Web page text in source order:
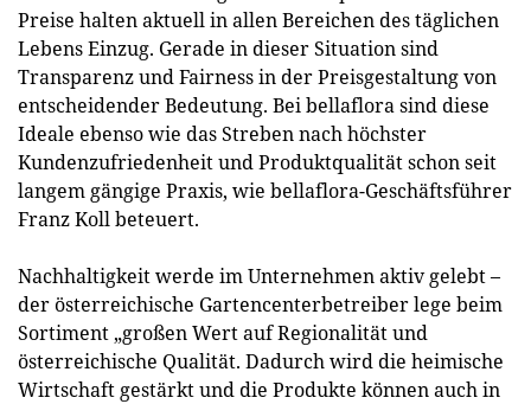
Preise halten aktuell in allen Bereichen des täglichen
Lebens Einzug. Gerade in dieser Situation sind
Transparenz und Fairness in der Preisgestaltung von
entscheidender Bedeutung. Bei bellaflora sind diese
Ideale ebenso wie das Streben nach höchster
Kundenzufriedenheit und Produktqualität schon seit
langem gängige Praxis, wie bellaflora-Geschäftsführer
Franz Koll beteuert.
Nachhaltigkeit werde im Unternehmen aktiv gelebt –
der österreichische Gartencenterbetreiber lege beim
Sortiment „großen Wert auf Regionalität und
österreichische Qualität. Dadurch wird die heimische
Wirtschaft gestärkt und die Produkte können auch in